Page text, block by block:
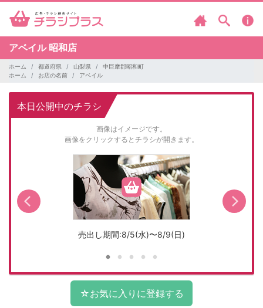
アベイル 昭和店
ホーム 都道府県 山梨県
中巨摩郡昭和町
ホーム
お店の名前 アベイル
本日公開中のチラシ
画像はイメージです。
画像をクリックするとチラシが開きます。
売出し期間:8/5(水)〜8/9(日)